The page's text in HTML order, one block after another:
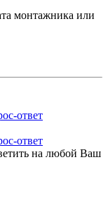
монтажника или
ответ
ответ
на любой Ваш